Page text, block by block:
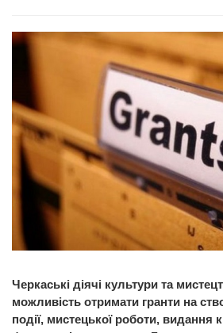
Черкаські діячі культури та
можливість отримати гранти на
події, мистецької роботи, видання